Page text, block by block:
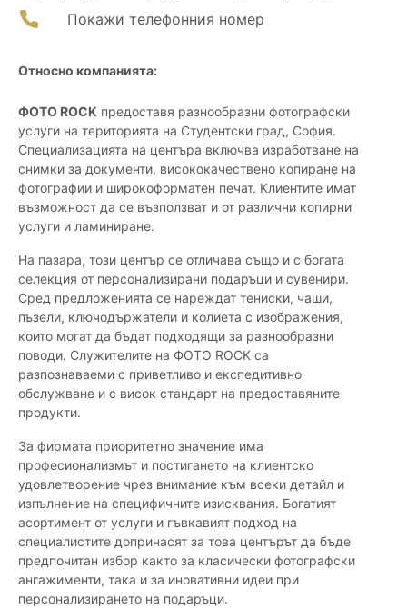
Покажи телефонния номер
Относно компанията:
ФОТО ROCK предоставя разнообразни фотографски
услуги на територията на Студентски град, София.
Специализацията на центъра включва изработване на
снимки за документи, висококачествено копиране на
фотографии и широкоформатен печат. Клиентите имат
възможност да се възползват и от различни копирни
услуги и ламиниране.
На пазара, този център се отличава също и с богата
селекция от персонализирани подаръци и сувенири.
Сред предложенията се нареждат тениски, чаши,
пъзели, ключодържатели и колиета с изображения,
които могат да бъдат подходящи за разнообразни
поводи. Служителите на ФОТО ROCK са
разпознаваеми с приветливо и експедитивно
обслужване и с висок стандарт на предоставяните
продукти.
За фирмата приоритетно значение има
професионализмът и постигането на клиентско
удовлетворение чрез внимание към всеки детайл и
изпълнение на специфичните изисквания. Богатият
асортимент от услуги и гъвкавият подход на
специалистите допринасят за това центърът да бъде
предпочитан избор както за класически фотографски
ангажименти, така и за иновативни идеи при
персонализирането на подаръци.